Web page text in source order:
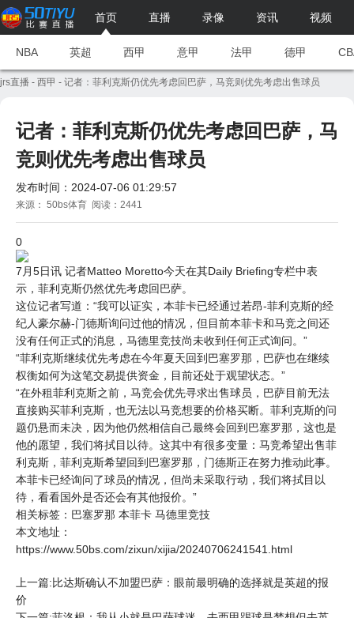
首页 直播 录像 资讯 视频
NBA 英超 西甲 意甲 法甲 德甲
jrs直播 - 西甲 - 记者：菲利克斯仍优先考虑回巴萨，马竞则优先考虑出售球员
记者：菲利克斯仍优先考虑回巴萨，马
竞则优先考虑出售球员
发布时间：2024-07-06 01:29:57
来源： 50bs体育 阅读：2441
0
7月5日讯 记者Matteo Moretto今天在其Daily Briefing专栏中表
示，菲利克斯仍然优先考虑回巴萨。
这位记者写道：“我可以证实，本菲卡已经通过若昂-菲利克斯的经
纪人豪尔赫-门德斯询问过他的情况，但目前本菲卡和马竞之间还
没有任何正式的消息，马德里竞技尚未收到任何正式询问。”
“菲利克斯继续优先考虑在今年夏天回到 巴塞罗那 ，巴萨也在继续
权衡如何为这笔交易提供资金，目前还处于观望状态。”
“在外租菲利克斯之前， 马竞会优先寻求出售球员，巴萨目前无法
直接购买菲利克斯，也无法以马竞想要的价格买断。菲利克斯的问
题仍悬而未决，因为他仍然相信自己最终会回到巴塞罗那，这也是
他的愿望，我们将拭目以待。这其中有很多变量：马竞希望出售菲
利克斯，菲利克斯希望回到巴塞罗那，门德斯正在努力推动此事。
本菲卡已经询问了球员的情况，但尚未采取行动，我们将拭目以
待，看看国外是否还会有其他报价。”
相关标签： 巴塞罗那 本菲卡 马德里竞技
本文地址：
https://www.50bs.com/zixun/xijia/20240706241541.html
上一篇:比达斯确认不加盟巴萨：眼前最明确的选择就是英超的报
价